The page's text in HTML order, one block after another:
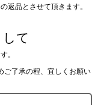
返品とさせて頂きます。
て
。
ご了承の程、宜しくお願い